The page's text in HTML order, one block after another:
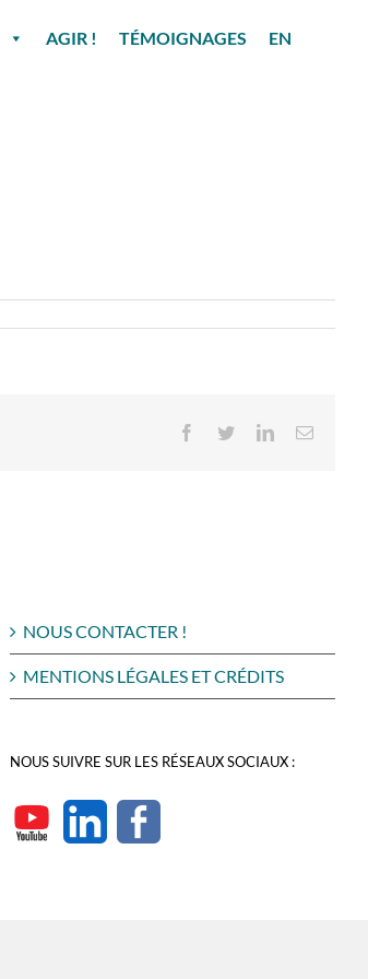
AGIR ! TÉMOIGNAGES EN
Facebook
TwitterLinkedInEmail
NOUS CONTACTER !
MENTIONS LÉGALES ET CRÉDITS
NOUS SUIVRE SUR LES RÉSEAUX SOCIAUX :